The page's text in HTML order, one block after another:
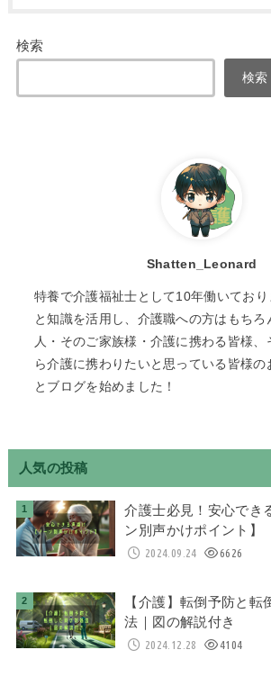
検索
検索
Shatten_Leonard
特養で介護福祉士として10年働いてお
と知識を活用し、介護職への方はもちろ
人・そのご家族様・介護に携わる皆様、
ら介護に携わりたいと思っている皆様の
とブログを始めました！
人気の投稿
介護士必見！安心でき
ン別声かけポイント】
2024.09.24 6626
【介護】転倒予防と転
法｜図の解説付き
2024.12.28 4104